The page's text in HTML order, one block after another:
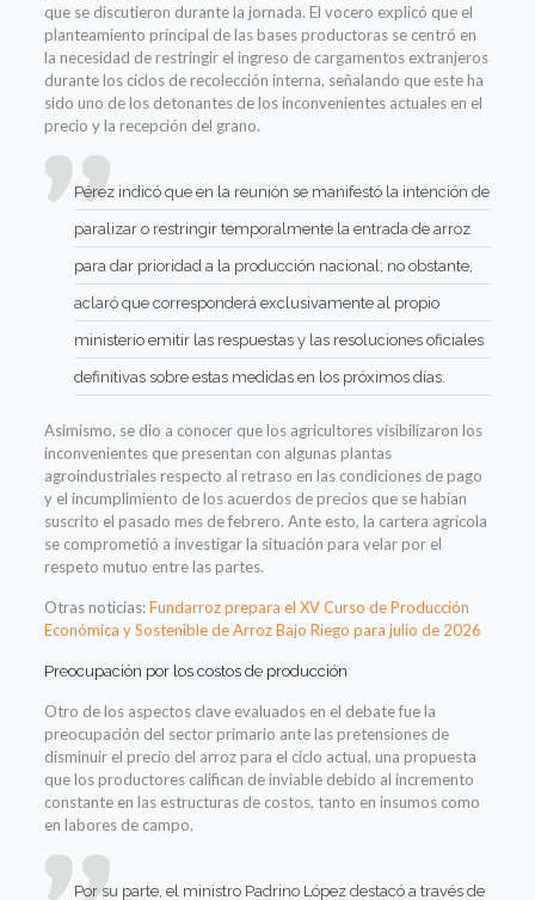
que se discutieron durante la jornada. El vocero explicó que el
planteamiento principal de las bases productoras se centró en
la necesidad de restringir el ingreso de cargamentos extranjeros
durante los ciclos de recolección interna, señalando que este ha
sido uno de los detonantes de los inconvenientes actuales en el
precio y la recepción del grano.
Pérez indicó que en la reunión se manifestó la intención de
paralizar o restringir temporalmente la entrada de arroz
para dar prioridad a la producción nacional; no obstante,
aclaró que corresponderá exclusivamente al propio
ministerio emitir las respuestas y las resoluciones oficiales
definitivas sobre estas medidas en los próximos días.
Asimismo, se dio a conocer que los agricultores visibilizaron los
inconvenientes que presentan con algunas plantas
agroindustriales respecto al retraso en las condiciones de pago
y el incumplimiento de los acuerdos de precios que se habían
suscrito el pasado mes de febrero. Ante esto, la cartera agrícola
se comprometió a investigar la situación para velar por el
respeto mutuo entre las partes.
Otras noticias:Fundarroz prepara el XV Curso de Producción
Económica y Sostenible de Arroz Bajo Riego para julio de 2026
Preocupación por los costos de producción
Otro de los aspectos clave evaluados en el debate fue la
preocupación del sector primario ante las pretensiones de
disminuir el precio del arroz para el ciclo actual, una propuesta
que los productores califican de inviable debido al incremento
constante en las estructuras de costos, tanto en insumos como
en labores de campo.
Por su parte, el ministro Padrino López destacó a través de